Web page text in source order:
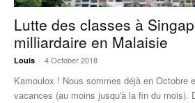
Lutte des classes à
milliardaire en Malaisie
Louis - 4 October 2018
Kamoulox ! Nous sommes déjà en Octobre
vacances (au moins jusqu'à la fin du mois).